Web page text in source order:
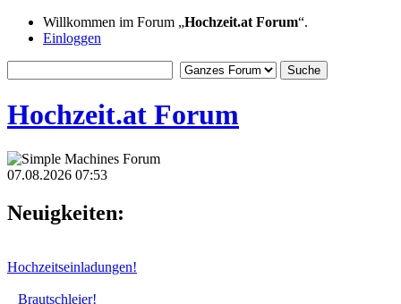
Willkommen im Forum „Hochzeit.at Forum“.
Einloggen
Hochzeit.at Forum
07.08.2026 07:53
Neuigkeiten:
Hochzeitseinladungen!
Brautschleier!